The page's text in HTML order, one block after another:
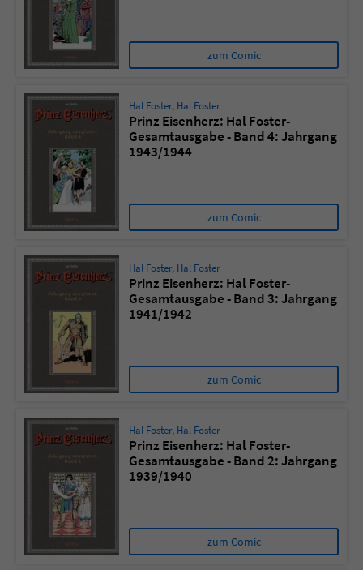
zum Comic
Hal Foster, Hal Foster
Prinz Eisenherz: Hal Foster-
Gesamtausgabe - Band 4: Jahrgang
1943/1944
zum Comic
Hal Foster, Hal Foster
Prinz Eisenherz: Hal Foster-
Gesamtausgabe - Band 3: Jahrgang
1941/1942
zum Comic
Hal Foster, Hal Foster
Prinz Eisenherz: Hal Foster-
Gesamtausgabe - Band 2: Jahrgang
1939/1940
zum Comic